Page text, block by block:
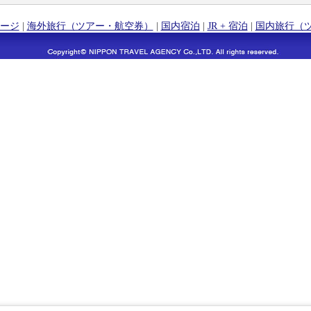
ジ | 海外旅行（ツアー・航空券） | 国内宿泊 | JR + 宿泊 | 国内旅行（